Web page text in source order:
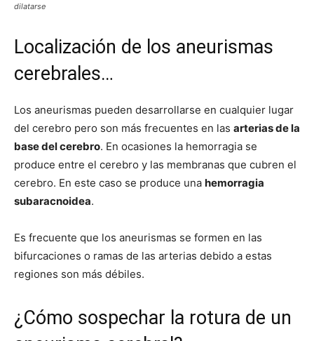
dilatarse
Localización de los aneurismas
cerebrales…
Los aneurismas pueden desarrollarse en cualquier lugar
del cerebro pero son más frecuentes en las arterias de la
base del cerebro. En ocasiones la hemorragia se
produce entre el cerebro y las membranas que cubren el
cerebro. En este caso se produce una hemorragia
subaracnoidea.
Es frecuente que los aneurismas se formen en las
bifurcaciones o ramas de las arterias debido a estas
regiones son más débiles.
¿Cómo sospechar la rotura de un